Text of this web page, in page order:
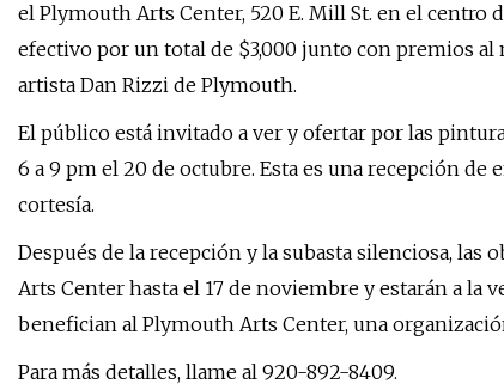
el Plymouth Arts Center, 520 E. Mill St. en el
efectivo por un total de $3,000 junto con premios
artista Dan Rizzi de Plymouth.
El público está invitado a ver y ofertar por las
6 a 9 pm el 20 de octubre. Esta es una recepción
cortesía.
Después de la recepción y la subasta silenciosa, las
Arts Center hasta el 17 de noviembre y estarán a
benefician al Plymouth Arts Center, una
Para más detalles, llame al 920-892-8409.